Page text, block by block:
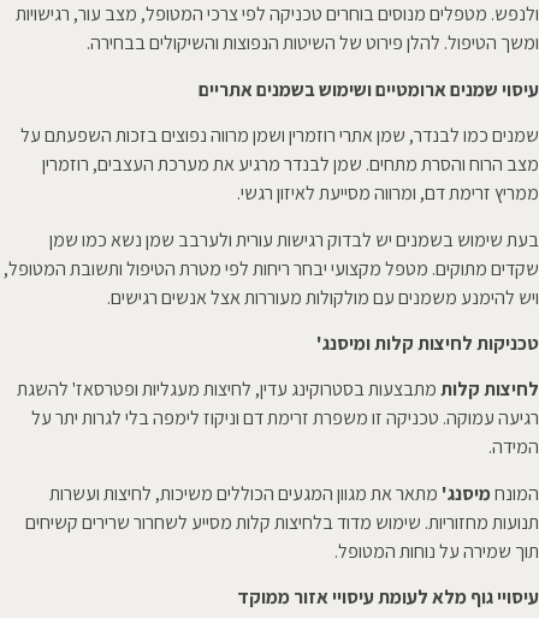
ולנפש. מטפלים מנוסים בוחרים טכניקה לפי צרכי המטופל, מצב עור, רגישויות
ומשך הטיפול. להלן פירוט של השיטות הנפוצות והשיקולים בבחירה.
עיסוי שמנים ארומטיים ושימוש בשמנים אתריים
שמנים כמו לבנדר, שמן אתרי רוזמרין ושמן מרווה נפוצים בזכות השפעתם על
מצב הרוח והסרת מתחים. שמן לבנדר מרגיע את מערכת העצבים, רוזמרין
ממריץ זרימת דם, ומרווה מסייעת לאיזון רגשי.
בעת שימוש בשמנים יש לבדוק רגישות עורית ולערבב שמן נשא כמו שמן
שקדים מתוקים. מטפל מקצועי יבחר ריחות לפי מטרת הטיפול ותשובת המטופל,
ויש להימנע משמנים עם מולקולות מעוררות אצל אנשים רגישים.
טכניקות לחיצות קלות ומיסנג'
לחיצות קלותמתבצעות בסטרוקינג עדין, לחיצות מעגליות ופטרסאז' להשגת
רגיעה עמוקה. טכניקה זו משפרת זרימת דם וניקוז לימפה בלי לגרות יתר על
המידה.
המונחמיסנג' מתאר את מגוון המגעים הכוללים משיכות, לחיצות ועשרות
תנועות מחזוריות. שימוש מדוד בלחיצות קלות מסייע לשחרור שרירים קשיחים
תוך שמירה על נוחות המטופל.
עיסויי גוף מלא לעומת עיסויי אזור ממוקד